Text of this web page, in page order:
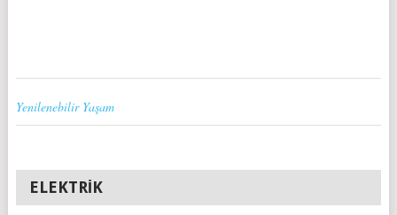
Yenilenebilir Yaşam
ELEKTRIK